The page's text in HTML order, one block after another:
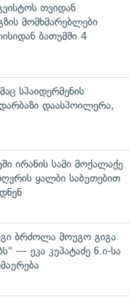
თვიდან
მომხმარებლები
ბათუმში 4
სპაიდერმენის
დაასპოილერა,
ირანის სამი მოქალაქე
ყალბი საბუთებით
ბრძოლა მოუგო გიგა
— ეკა კუპატაძე ნ.ი-სა